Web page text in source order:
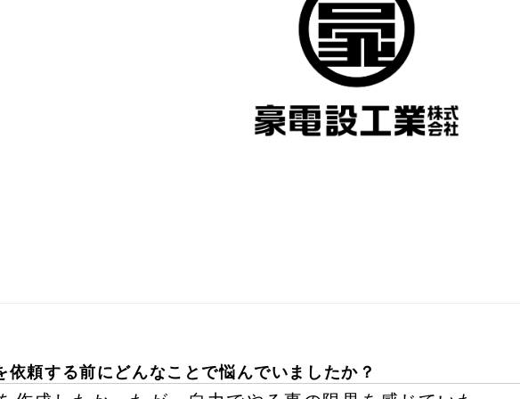
依頼する前にどんなことで悩んでいましたか？